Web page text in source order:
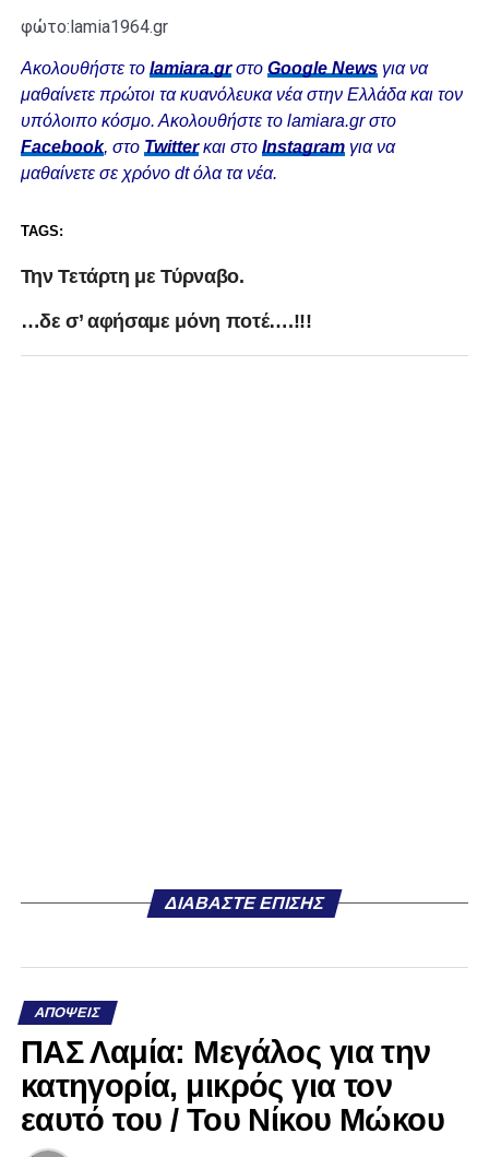
φώτο:lamia1964.gr
Ακολουθήστε το lamiara.grστο Google Newsγια να
μαθαίνετε πρώτοι τα κυανόλευκα νέα στην Ελλάδα και τον
υπόλοιπο κόσμο. Ακολουθήστε το lamiara.gr στο
Facebook, στο Twitterκαι στο Instagram για να
μαθαίνετε σε χρόνο dt όλα τα νέα.
TAGS:
Την Τετάρτη με Τύρναβο.
…δε σ’ αφήσαμε μόνη ποτέ….!!!
ΔΙΑΒΆΣΤΕ ΕΠΊΣΗΣ
ΑΠΌΨΕΙΣ
ΠΑΣ Λαμία: Μεγάλος για την
κατηγορία, μικρός για τον
εαυτό του / Του Νίκου Μώκου